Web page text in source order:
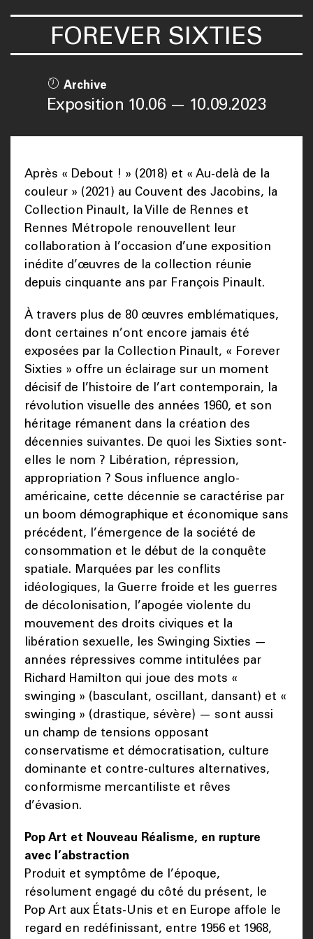
FOREVER SIXTIES
Archive
Exposition 10.06 — 10.09.2023
Après « Debout ! » (2018) et « Au-delà de la
couleur » (2021) au Couvent des Jacobins, la
Collection Pinault, la Ville de Rennes et
Rennes Métropole renouvellent leur
collaboration à l’occasion d’une exposition
inédite d’œuvres de la collection réunie
depuis cinquante ans par François Pinault.
À travers plus de 80 œuvres emblématiques,
dont certaines n’ont encore jamais été
exposées par la Collection Pinault, « Forever
Sixties » offre un éclairage sur un moment
décisif de l’histoire de l’art contemporain, la
révolution visuelle des années 1960, et son
héritage rémanent dans la création des
décennies suivantes. De quoi les Sixties sont-
elles le nom ? Libération, répression,
appropriation ? Sous influence anglo-
américaine, cette décennie se caractérise par
un boom démographique et économique sans
précédent, l’émergence de la société de
consommation et le début de la conquête
spatiale. Marquées par les conflits
idéologiques, la Guerre froide et les guerres
de décolonisation, l’apogée violente du
mouvement des droits civiques et la
libération sexuelle, les Swinging Sixties —
années répressives comme intitulées par
Richard Hamilton qui joue des mots «
swinging » (basculant, oscillant, dansant) et «
swinging » (drastique, sévère) — sont aussi
un champ de tensions opposant
conservatisme et démocratisation, culture
dominante et contre-cultures alternatives,
conformisme mercantiliste et rêves
d’évasion.
Pop Art et Nouveau Réalisme, en rupture
avec l’abstraction
Produit et symptôme de l’époque,
résolument engagé du côté du présent, le
Pop Art aux États-Unis et en Europe affole le
regard en redéfinissant, entre 1956 et 1968,